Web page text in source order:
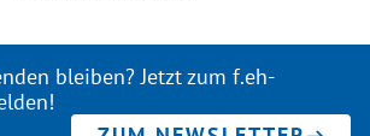
bleiben? Jetzt zum f.eh-